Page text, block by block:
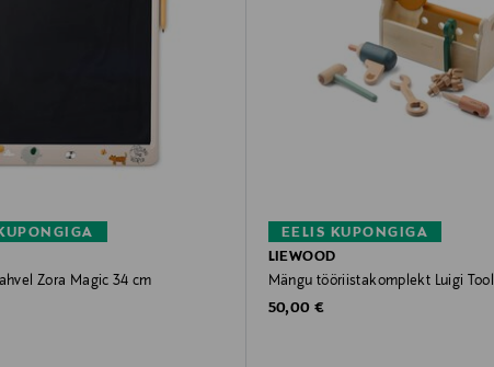
Zora Magic 34 cm
EELIS KUPONGIGA
LIEWOOD
Mängu tööriistakomplekt Luigi Tool
Original Price
50,00 €